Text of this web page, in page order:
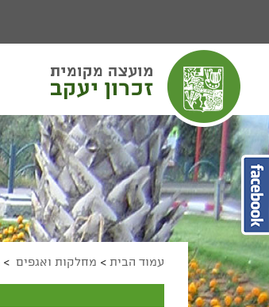
הגדל גודל פונט
הקטן גודל פונט
מצב ניגודיות גבוהה
מצב ניגודיות נמוכה
הצג קישורים
הצהרת נגישות
עמוד הבית > מחלקות ואגפים >